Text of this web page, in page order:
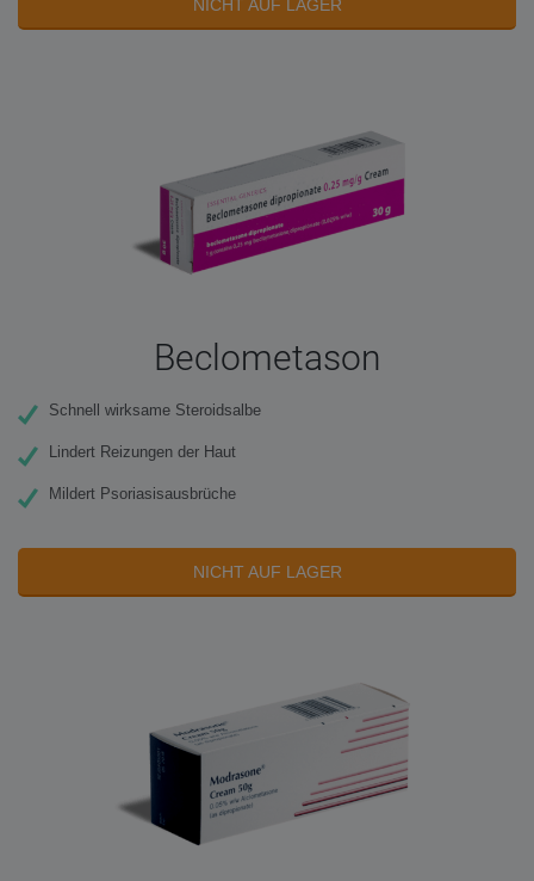
NICHT AUF LAGER
Beclometason
Schnell wirksame Steroidsalbe
Lindert Reizungen der Haut
Mildert Psoriasisausbrüche
NICHT AUF LAGER